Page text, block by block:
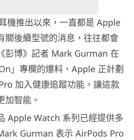
機推出以來，一直都是 Apple
關後續型號的消息，往往都會
彭博》記者 Mark Gurman 在
」專欄的爆料，Apple 正計劃
加入健康追蹤功能，讓這款
加智能。
Apple Watch 系列已經提供多
Gurman 表示 AirPods Pro